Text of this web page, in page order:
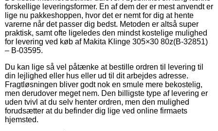
forskellige leveringsformer. En af dem der er mest anvendt er
lige nu pakkeshoppen, hvor det er nemt for dig at hente
varerne når det passer dig bedst. Metoden er altså super
praktisk, samt ofte ligeledes den mindst kostelige mulighed
for levering ved køb af Makita Klinge 305×30 80z(B-32851)
– B-03595.
Du kan lige så vel påtænke at bestille ordren til levering til
din lejlighed eller hus eller ud til dit arbejdes adresse.
Fragtløsningen bliver godt nok en smule mere bekostelig,
men derudover meget nem. Den billigste type af levering er
uden tvivl at du selv henter ordren, men den mulighed
forudsætter at du befinder dig lige ved online firmaets
hjemsted.